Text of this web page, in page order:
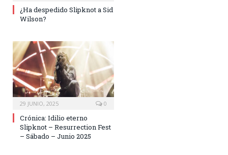
¿Ha despedido Slipknot a Sid
Wilson?
29 JUNIO, 2025 0
Crónica: Idilio eterno
Slipknot – Resurrection Fest
– Sábado – Junio 2025